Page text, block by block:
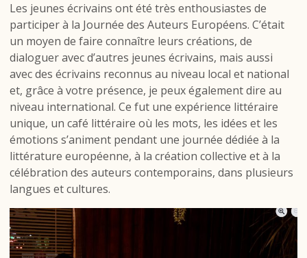
Les jeunes écrivains ont été très enthousiastes de
participer à la Journée des Auteurs Européens. C’était
un moyen de faire connaître leurs créations, de
dialoguer avec d’autres jeunes écrivains, mais aussi
avec des écrivains reconnus au niveau local et national
et, grâce à votre présence, je peux également dire au
niveau international. Ce fut une expérience littéraire
unique, un café littéraire où les mots, les idées et les
émotions s’animent pendant une journée dédiée à la
littérature européenne, à la création collective et à la
célébration des auteurs contemporains, dans plusieurs
langues et cultures.